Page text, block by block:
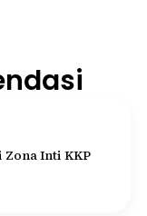
Zona Inti KKP